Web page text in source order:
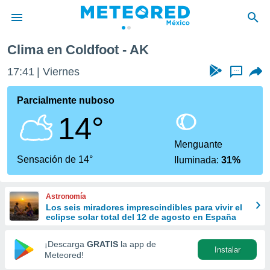
de
ha sido
que se
calidad.
a este
las
y
forma
digital
basada
Clima en Coldfoot - AK
17:41 Viernes ...
Parcialmente nuboso
14°
Sensación de 14°
Menguante
Iluminada:31%
Astronomía
Los seis miradores imprescindibles para vivir el
eclipse solar total del 12 de agosto en España
¡Descarga GRATIS la app de
Meteored!
Instalar